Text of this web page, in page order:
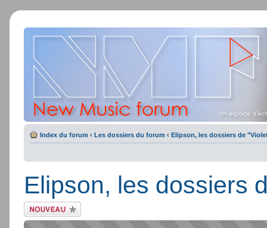
Index du forum ‹ Les dossiers du forum ‹ Elipson, les dossiers de
Elipson, les dossiers
Ecrire un nouveau
sujet